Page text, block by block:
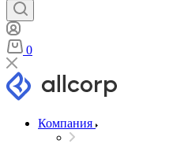
0
Компания